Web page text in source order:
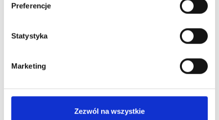
Preferencje
Statystyka
Marketing
Zezwól na wszystkie
Bukowiec w Kowarach
Poradnie specjalistyczne (AOS)